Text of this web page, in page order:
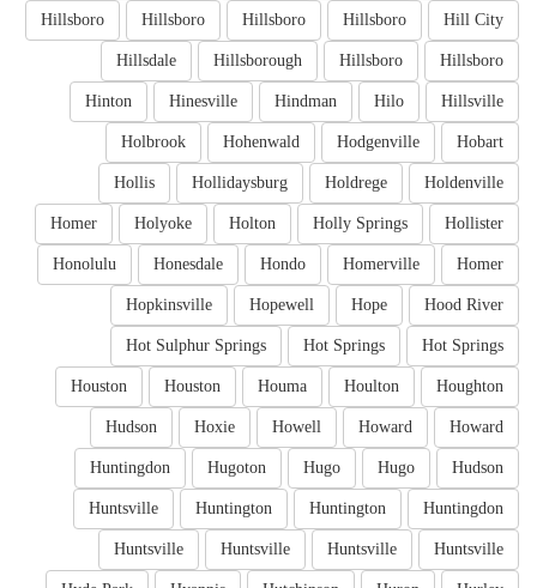
Hill City
Hillsboro
Hillsboro
Hillsboro
Hillsboro
Hillsboro
Hillsboro
Hillsborough
Hillsdale
Hillsville
Hilo
Hindman
Hinesville
Hinton
Hobart
Hodgenville
Hohenwald
Holbrook
Holdenville
Holdrege
Hollidaysburg
Hollis
Hollister
Holly Springs
Holton
Holyoke
Homer
Homer
Homerville
Hondo
Honesdale
Honolulu
Hood River
Hope
Hopewell
Hopkinsville
Hot Springs
Hot Springs
Hot Sulphur Springs
Houghton
Houlton
Houma
Houston
Houston
Howard
Howard
Howell
Hoxie
Hudson
Hudson
Hugo
Hugo
Hugoton
Huntingdon
Huntingdon
Huntington
Huntington
Huntsville
Huntsville
Huntsville
Huntsville
Huntsville